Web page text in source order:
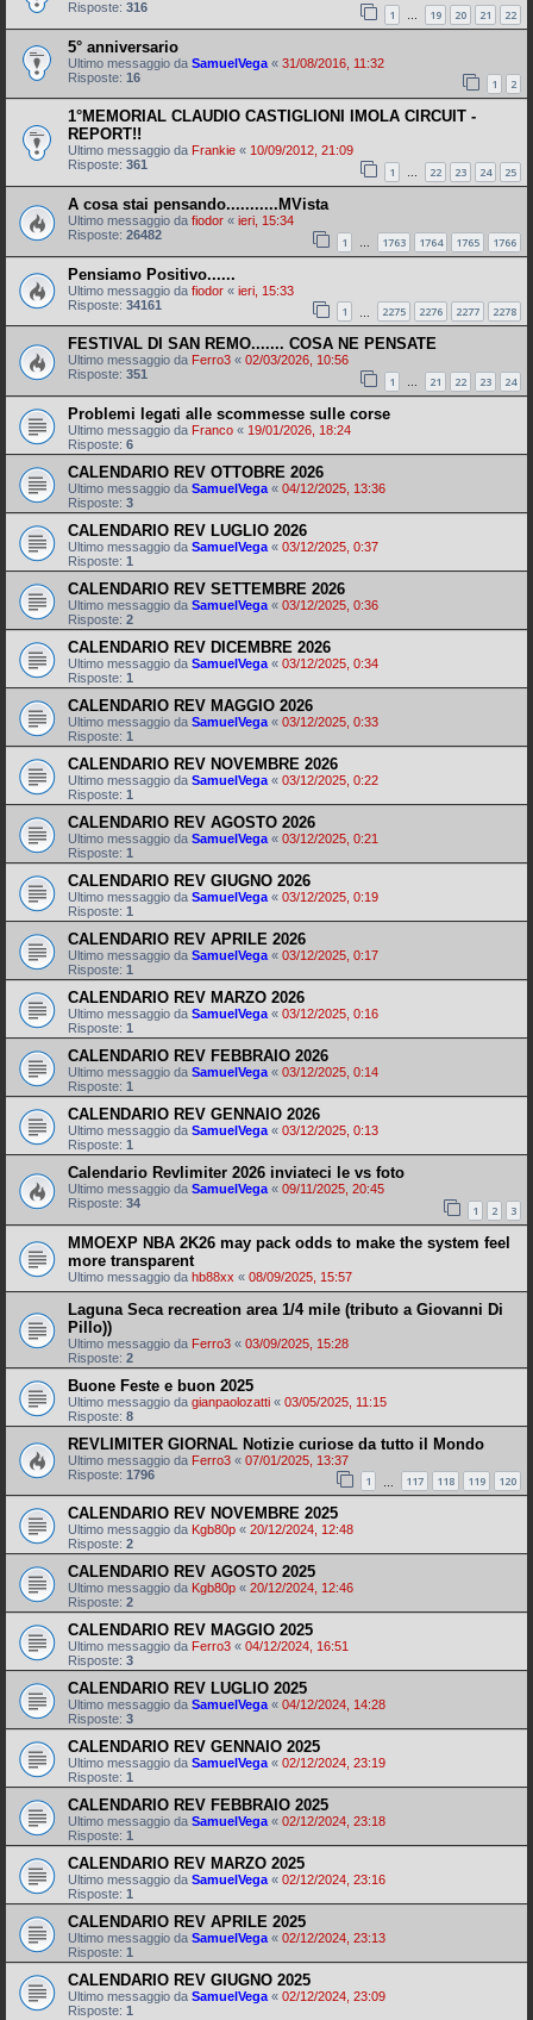
Risposte: 316 1 … 19 20 21 22
5° anniversario
Ultimo messaggio da SamuelVega « 31/08/2016, 11:32
Risposte: 16 1 2
1°MEMORIAL CLAUDIO CASTIGLIONI IMOLA CIRCUIT -
REPORT!!
Ultimo messaggio da Frankie « 10/09/2012, 21:09
Risposte: 361 1 … 22 23 24 25
A cosa stai pensando...........MVista
Ultimo messaggio da fiodor « ieri, 15:34
Risposte: 26482 1 … 1763 1764 1765 1766
Pensiamo Positivo......
Ultimo messaggio da fiodor « ieri, 15:33
Risposte: 34161 1 2275 2276 2277 2278
FESTIVAL DI SAN REMO....... COSA NE PENSATE
Ultimo messaggio da Ferro3 « 02/03/2026, 10:56
Risposte: 351 1 … 21 22 23 24
Problemi legati alle scommesse sulle corse
Ultimo messaggio da Franco « 19/01/2026, 18:24
Risposte: 6
CALENDARIO REV OTTOBRE 2026
Ultimo messaggio da SamuelVega « 04/12/2025, 13:36
Risposte: 3
CALENDARIO REV LUGLIO 2026
Ultimo messaggio da SamuelVega « 03/12/2025, 0:37
Risposte: 1
CALENDARIO REV SETTEMBRE 2026
Ultimo messaggio da SamuelVega « 03/12/2025, 0:36
Risposte: 2
CALENDARIO REV DICEMBRE 2026
Ultimo messaggio da SamuelVega « 03/12/2025, 0:34
Risposte: 1
CALENDARIO REV MAGGIO 2026
Ultimo messaggio da SamuelVega « 03/12/2025, 0:33
Risposte: 1
CALENDARIO REV NOVEMBRE 2026
Ultimo messaggio da SamuelVega « 03/12/2025, 0:22
Risposte: 1
CALENDARIO REV AGOSTO 2026
Ultimo messaggio da SamuelVega « 03/12/2025, 0:21
Risposte: 1
CALENDARIO REV GIUGNO 2026
Ultimo messaggio da SamuelVega « 03/12/2025, 0:19
Risposte: 1
CALENDARIO REV APRILE 2026
Ultimo messaggio da SamuelVega « 03/12/2025, 0:17
Risposte: 1
CALENDARIO REV MARZO 2026
Ultimo messaggio da SamuelVega « 03/12/2025, 0:16
Risposte: 1
CALENDARIO REV FEBBRAIO 2026
Ultimo messaggio da SamuelVega « 03/12/2025, 0:14
Risposte: 1
CALENDARIO REV GENNAIO 2026
Ultimo messaggio da SamuelVega « 03/12/2025, 0:13
Risposte: 1
Calendario Revlimiter 2026 inviateci le vs foto
Ultimo messaggio da SamuelVega « 09/11/2025, 20:45
Risposte: 34 1 2 3
MMOEXP NBA 2K26 may pack odds to make the system feel
more transparent
Ultimo messaggio da hb88xx « 08/09/2025, 15:57
Laguna Seca recreation area 1/4 mile (tributo a Giovanni Di
Pillo))
Ultimo messaggio da Ferro3 « 03/09/2025, 15:28
Risposte: 2
Buone Feste e buon 2025
Ultimo messaggio da gianpaolozatti « 03/05/2025, 11:15
Risposte: 8
REVLIMITER GIORNAL Notizie curiose da tutto il Mondo
Ultimo messaggio da Ferro3 « 07/01/2025, 13:37
Risposte: 1796 1 117 118 119 120
CALENDARIO REV NOVEMBRE 2025
Ultimo messaggio da Kgb80p « 20/12/2024, 12:48
Risposte: 2
CALENDARIO REV AGOSTO 2025
Ultimo messaggio da Kgb80p « 20/12/2024, 12:46
Risposte: 2
CALENDARIO REV MAGGIO 2025
Ultimo messaggio da Ferro3 « 04/12/2024, 16:51
Risposte: 3
CALENDARIO REV LUGLIO 2025
Ultimo messaggio da SamuelVega « 04/12/2024, 14:28
Risposte: 3
CALENDARIO REV GENNAIO 2025
Ultimo messaggio da SamuelVega « 02/12/2024, 23:19
Risposte: 1
CALENDARIO REV FEBBRAIO 2025
Ultimo messaggio da SamuelVega « 02/12/2024, 23:18
Risposte: 1
CALENDARIO REV MARZO 2025
Ultimo messaggio da SamuelVega « 02/12/2024, 23:16
Risposte: 1
CALENDARIO REV APRILE 2025
Ultimo messaggio da SamuelVega « 02/12/2024, 23:13
Risposte: 1
CALENDARIO REV GIUGNO 2025
Ultimo messaggio da SamuelVega « 02/12/2024, 23:09
Risposte: 1